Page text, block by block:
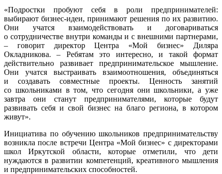
«Подростки пробуют себя в роли предпринимателей:
выбирают бизнес-идеи, принимают решения по их развитию.
Они учатся взаимодействовать и договариваться
о сотрудничестве внутри команды и с внешними партнерами,
– говорит директор Центра «Мой бизнес» Диляра
Окладникова. – Ребятам это интересно, и такой формат
действительно развивает предпринимательское мышление.
Они учатся выстраивать взаимоотношения, объединяться
и создавать совместные проекты. Ценность занятий
со школьниками в том, что сегодня они школьники, а уже
завтра они станут предпринимателями, которые будут
развивать себя и свой бизнес на благо региона, в котором
живут».
Инициатива по обучению школьников предпринимательству
возникла после встречи Центра «Мой бизнес» с директорами
школ Иркутской области, которые отметили, что дети
нуждаются в развитии компетенций, креативного мышления
и предпринимательских способностей.